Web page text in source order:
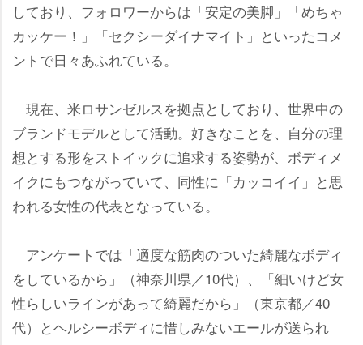
しており、フォロワーからは「安定の美脚」「めちゃ
カッケー！」「セクシーダイナマイト」といったコメ
ントで日々あふれている。
現在、米ロサンゼルスを拠点としており、世界中の
ブランドモデルとして活動。好きなことを、自分の理
想とする形をストイックに追求する姿勢が、ボディメ
イクにもつながっていて、同性に「カッコイイ」と思
われる女性の代表となっている。
アンケートでは「適度な筋肉のついた綺麗なボディ
をしているから」（神奈川県／10代）、「細いけど女
性らしいラインがあって綺麗だから」（東京都／40
代）とヘルシーボディに惜しみないエールが送られ